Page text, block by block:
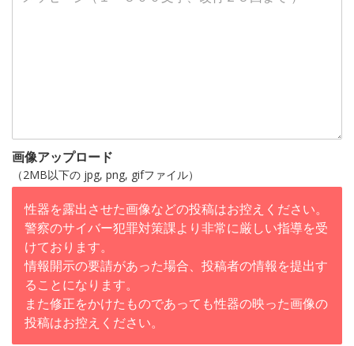
画像アップロード
（2MB以下の jpg, png, gifファイル）
性器を露出させた画像などの投稿はお控えください。
警察のサイバー犯罪対策課より非常に厳しい指導を受
けております。
情報開示の要請があった場合、投稿者の情報を提出す
ることになります。
また修正をかけたものであっても性器の映った画像の
投稿はお控えください。